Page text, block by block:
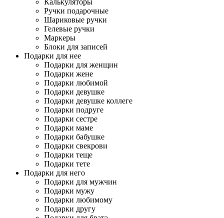
Калькуляторы
Ручки подарочные
Шариковые ручки
Гелевые ручки
Маркеры
Блоки для записей
Подарки для нее
Подарки для женщин
Подарки жене
Подарки любимой
Подарки девушке
Подарки девушке коллеге
Подарки подруге
Подарки сестре
Подарки маме
Подарки бабушке
Подарки свекрови
Подарки теще
Подарки тете
Подарки для него
Подарки для мужчин
Подарки мужу
Подарки любимому
Подарки другу